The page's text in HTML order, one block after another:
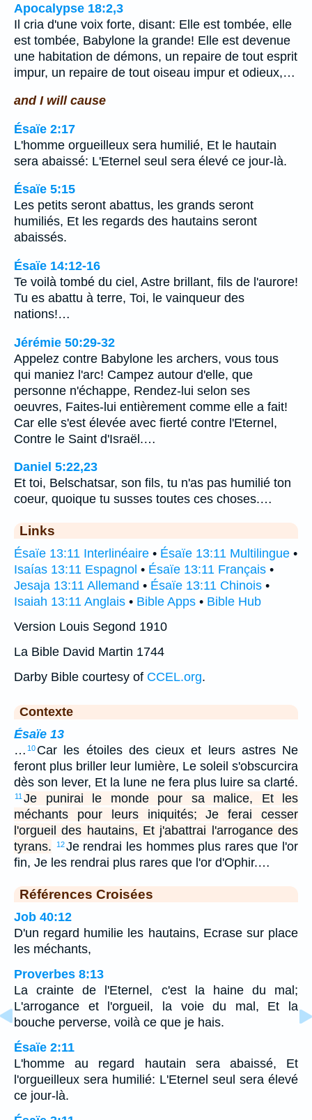
Apocalypse 18:2,3
Il cria d'une voix forte, disant: Elle est tombée, elle
est tombée, Babylone la grande! Elle est devenue
une habitation de démons, un repaire de tout esprit
impur, un repaire de tout oiseau impur et odieux,…
and I will cause
Ésaïe 2:17
L'homme orgueilleux sera humilié, Et le hautain
sera abaissé: L'Eternel seul sera élevé ce jour-là.
Ésaïe 5:15
Les petits seront abattus, les grands seront
humiliés, Et les regards des hautains seront
abaissés.
Ésaïe 14:12-16
Te voilà tombé du ciel, Astre brillant, fils de l'aurore!
Tu es abattu à terre, Toi, le vainqueur des
nations!…
Jérémie 50:29-32
Appelez contre Babylone les archers, vous tous
qui maniez l'arc! Campez autour d'elle, que
personne n'échappe, Rendez-lui selon ses
oeuvres, Faites-lui entièrement comme elle a fait!
Car elle s'est élevée avec fierté contre l'Eternel,
Contre le Saint d'Israël.…
Daniel 5:22,23
Et toi, Belschatsar, son fils, tu n'as pas humilié ton
coeur, quoique tu susses toutes ces choses.…
Links
Ésaïe 13:11 Interlinéaire • Ésaïe 13:11 Multilingue •
Isaías 13:11 Espagnol • Ésaïe 13:11 Français •
Jesaja 13:11 Allemand • Ésaïe 13:11 Chinois •
Isaiah 13:11 Anglais • Bible Apps • Bible Hub
Version Louis Segond 1910
La Bible David Martin 1744
Darby Bible courtesy of CCEL.org.
Contexte
Ésaïe 13
… 10 Car les étoiles des cieux et leurs astres Ne
feront plus briller leur lumière, Le soleil s'obscurcira
dès son lever, Et la lune ne fera plus luire sa clarté.
11 Je punirai le monde pour sa malice, Et les
méchants pour leurs iniquités; Je ferai cesser
l'orgueil des hautains, Et j'abattrai l'arrogance des
tyrans.
12Je rendrai les hommes plus rares que l'or
fin, Je les rendrai plus rares que l'or d'Ophir.…
Références Croisées
Job 40:12
D'un regard humilie les hautains, Ecrase sur place
les méchants,
Proverbes 8:13
La crainte de l'Eternel, c'est la haine du mal;
L'arrogance et l'orgueil, la voie du mal, Et la
bouche perverse, voilà ce que je hais.
Ésaïe 2:11
L'homme au regard hautain sera abaissé, Et
l'orgueilleux sera humilié: L'Eternel seul sera élevé
ce jour-là.